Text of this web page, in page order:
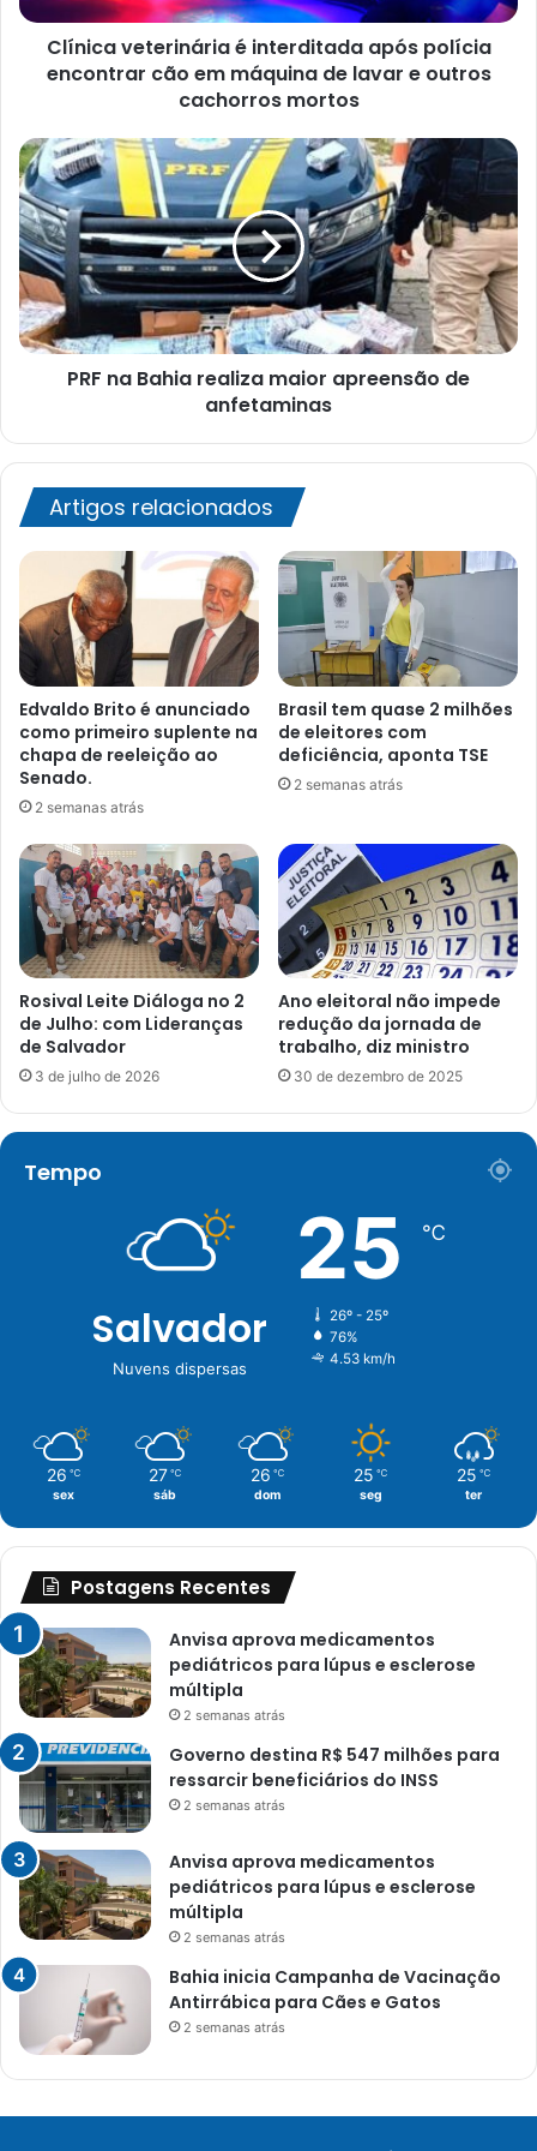
em
máquina
outros
cachorros
mortos
Clínica veterinária é interditada após polícia
encontrar cão em máquina de lavar e outros
cachorros mortos
PRF
na
Bahia
realiza
maior
apreensão
de
anfetaminas
PRF na Bahia realiza maior apreensão de
anfetaminas
Artigos relacionados
Edvaldo Brito é anunciado
como primeiro suplente na
chapa de reeleição ao
Senado.
2 semanas atrás
Brasil tem quase 2 milhões
de eleitores com
deficiência, aponta TSE
2 semanas atrás
Rosival Leite Diáloga no 2
de Julho: com Lideranças
de Salvador
3 de julho de 2026
Ano eleitoral não impede
redução da jornada de
trabalho, diz ministro
30 de dezembro de 2025
Tempo
Salvador
Nuvens dispersas
25 ℃
26º - 25º
76%
4.53 km/h
26 ℃
sex
27 ℃
sáb
26 ℃
dom
25 ℃
seg
25 ℃
ter
Postagens Recentes
Anvisa aprova medicamentos
pediátricos para lúpus e esclerose
múltipla
2 semanas atrás
Governo destina R$ 547 milhões para
ressarcir beneficiários do INSS
2 semanas atrás
Anvisa aprova medicamentos
pediátricos para lúpus e esclerose
múltipla
2 semanas atrás
Bahia inicia Campanha de Vacinação
Antirrábica para Cães e Gatos
2 semanas atrás